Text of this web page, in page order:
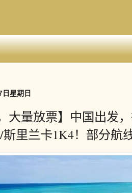
星期日
大量放票】中国出发
斯里兰卡1K4！部分航